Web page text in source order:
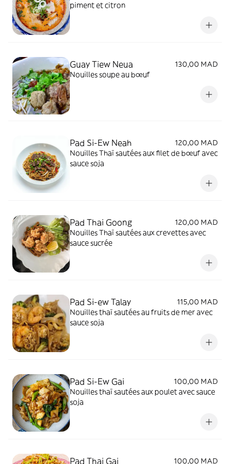
piment et citron
Guay Tiew Neua
130,00 MAD
Nouilles soupe au bœuf
Pad Si-Ew Neah
120,00 MAD
Nouilles Thaï sautées aux filet de bœuf avec
sauce soja
Pad Thai Goong
120,00 MAD
Nouilles Thaï sautées aux crevettes avec
sauce sucrée
Pad Si-ew Talay
115,00 MAD
Nouilles thaï sautées au fruits de mer avec
sauce soja
Pad Si-Ew Gai
100,00 MAD
Nouilles thaï sautées aux poulet avec sauce
soja
Pad Thai Gai 100,00 MAD